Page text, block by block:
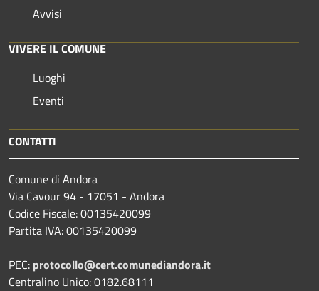
Avvisi
VIVERE IL COMUNE
Luoghi
Eventi
CONTATTI
Comune di Andora
Via Cavour 94 - 17051 - Andora
Codice Fiscale: 00135420099
Partita IVA: 00135420099
PEC: protocollo@cert.comunediandora.it
Centralino Unico: 0182.68111